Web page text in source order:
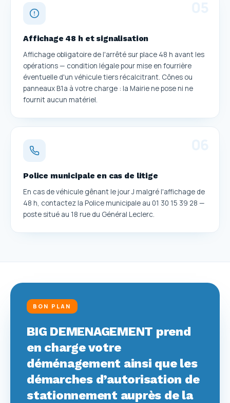
Affichage 48 h et signalisation
Affichage obligatoire de l'arrêté sur place 48 h avant les
opérations — condition légale pour mise en fourrière
éventuelle d'un véhicule tiers récalcitrant. Cônes ou
panneaux B1a à votre charge : la Mairie ne pose ni ne
fournit aucun matériel.
Police municipale en cas de litige
En cas de véhicule gênant le jour J malgré l'affichage de
48 h, contactez la Police municipale au 01 30 15 39 28 —
poste situé au 18 rue du Général Leclerc.
BON PLAN
BIG DEMENAGEMENT prend
en charge votre
déménagement ainsi que les
démarches d’autorisation de
stationnement auprès de la